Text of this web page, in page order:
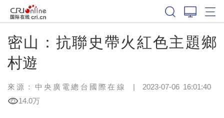
密山：抗聯史帶火紅色主題鄉
村遊
來源：中央廣電總台國際在線 | 2023-07-06 16:01:40
14.0万